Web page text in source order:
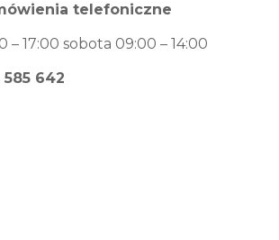
telefoniczne
– 17:00 sobota 09:00 – 14:00
585 642